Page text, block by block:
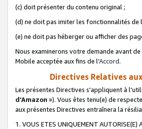
(c) doit présenter du contenu original ;
(d) ne doit pas imiter les fonctionnalités
(e) ne doit pas héberger ou afficher des
Nous examinerons votre demande avant
Mobile acceptée aux fins de l'Accord.
Directives Relatives
Les présentes Directives s'appliquent à
d'Amazon »). Vous êtes tenu(e) de
aux présentes Directives entraînera la
1. VOUS ETES UNIQUEMENT AUTORISE(E)